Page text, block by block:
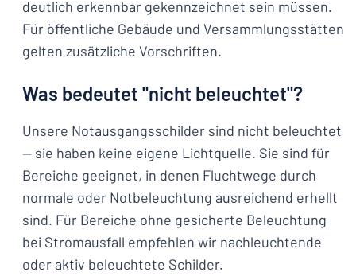
deutlich erkennbar gekennzeichnet sein müssen.
Für öffentliche Gebäude und Versammlungsstätten
gelten zusätzliche Vorschriften.
Was bedeutet "nicht beleuchtet"?
Unsere Notausgangsschilder sind nicht beleuchtet
— sie haben keine eigene Lichtquelle. Sie sind für
Bereiche geeignet, in denen Fluchtwege durch
normale oder Notbeleuchtung ausreichend erhellt
sind. Für Bereiche ohne gesicherte Beleuchtung
bei Stromausfall empfehlen wir nachleuchtende
oder aktiv beleuchtete Schilder.